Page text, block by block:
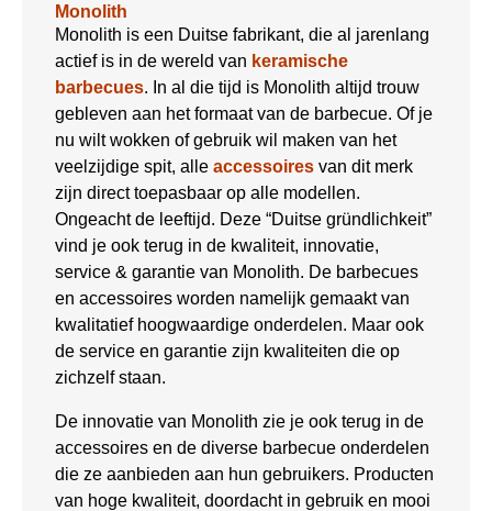
Monolith
Monolith is een Duitse fabrikant, die al jarenlang
actief is in de wereld van keramische
barbecues. In al die tijd is Monolith altijd trouw
gebleven aan het formaat van de barbecue. Of je
nu wilt wokken of gebruik wil maken van het
veelzijdige spit, alle accessoires van dit merk
zijn direct toepasbaar op alle modellen.
Ongeacht de leeftijd. Deze “Duitse gründlichkeit”
vind je ook terug in de kwaliteit, innovatie,
service & garantie van Monolith. De barbecues
en accessoires worden namelijk gemaakt van
kwalitatief hoogwaardige onderdelen. Maar ook
de service en garantie zijn kwaliteiten die op
zichzelf staan.
De innovatie van Monolith zie je ook terug in de
accessoires en de diverse barbecue onderdelen
die ze aanbieden aan hun gebruikers. Producten
van hoge kwaliteit, doordacht in gebruik en mooi